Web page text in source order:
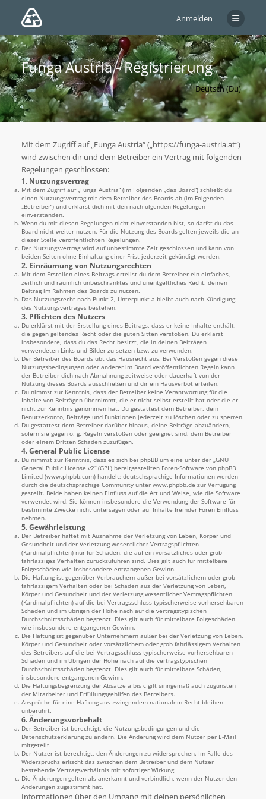
Anmelden
Funga Austria - Registrierung
Mit dem Zugriff auf „Funga Austria“ („https://funga-austria.at“)
wird zwischen dir und dem Betreiber ein Vertrag mit folgenden
Regelungen geschlossen:
1. Nutzungsvertrag
Mit dem Zugriff auf „Funga Austria“ (im Folgenden „das Board“) schließt du
einen Nutzungsvertrag mit dem Betreiber des Boards ab (im Folgenden
„Betreiber“) und erklärst dich mit den nachfolgenden Regelungen
einverstanden.
Wenn du mit diesen Regelungen nicht einverstanden bist, so darfst du das
Board nicht weiter nutzen. Für die Nutzung des Boards gelten jeweils die an
dieser Stelle veröffentlichten Regelungen.
Der Nutzungsvertrag wird auf unbestimmte Zeit geschlossen und kann von
beiden Seiten ohne Einhaltung einer Frist jederzeit gekündigt werden.
2. Einräumung von Nutzungsrechten
Mit dem Erstellen eines Beitrags erteilst du dem Betreiber ein einfaches,
zeitlich und räumlich unbeschränktes und unentgeltliches Recht, deinen
Beitrag im Rahmen des Boards zu nutzen.
Das Nutzungsrecht nach Punkt 2, Unterpunkt a bleibt auch nach Kündigung
des Nutzungsvertrages bestehen.
3. Pflichten des Nutzers
Du erklärst mit der Erstellung eines Beitrags, dass er keine Inhalte enthält,
die gegen geltendes Recht oder die guten Sitten verstoßen. Du erklärst
insbesondere, dass du das Recht besitzt, die in deinen Beiträgen
verwendeten Links und Bilder zu setzen bzw. zu verwenden.
Der Betreiber des Boards übt das Hausrecht aus. Bei Verstößen gegen diese
Nutzungsbedingungen oder anderer im Board veröffentlichten Regeln kann
der Betreiber dich nach Abmahnung zeitweise oder dauerhaft von der
Nutzung dieses Boards ausschließen und dir ein Hausverbot erteilen.
Du nimmst zur Kenntnis, dass der Betreiber keine Verantwortung für die
Inhalte von Beiträgen übernimmt, die er nicht selbst erstellt hat oder die er
nicht zur Kenntnis genommen hat. Du gestattest dem Betreiber, dein
Benutzerkonto, Beiträge und Funktionen jederzeit zu löschen oder zu sperren.
Du gestattest dem Betreiber darüber hinaus, deine Beiträge abzuändern,
sofern sie gegen o. g. Regeln verstoßen oder geeignet sind, dem Betreiber
oder einem Dritten Schaden zuzufügen.
4. General Public License
Du nimmst zur Kenntnis, dass es sich bei phpBB um eine unter der „GNU
General Public License v2“ (GPL) bereitgestellten Foren-Software von phpBB
Limited (www.phpbb.com) handelt; deutschsprachige Informationen werden
durch die deutschsprachige Community unter www.phpbb.de zur Verfügung
gestellt. Beide haben keinen Einfluss auf die Art und Weise, wie die Software
verwendet wird. Sie können insbesondere die Verwendung der Software für
bestimmte Zwecke nicht untersagen oder auf Inhalte fremder Foren Einfluss
nehmen.
5. Gewährleistung
Der Betreiber haftet mit Ausnahme der Verletzung von Leben, Körper und
Gesundheit und der Verletzung wesentlicher Vertragspflichten
(Kardinalpflichten) nur für Schäden, die auf ein vorsätzliches oder grob
fahrlässiges Verhalten zurückzuführen sind. Dies gilt auch für mittelbare
Folgeschäden wie insbesondere entgangenen Gewinn.
Die Haftung ist gegenüber Verbrauchern außer bei vorsätzlichem oder grob
fahrlässigem Verhalten oder bei Schäden aus der Verletzung von Leben,
Körper und Gesundheit und der Verletzung wesentlicher Vertragspflichten
(Kardinalpflichten) auf die bei Vertragsschluss typischerweise vorhersehbaren
Schäden und im übrigen der Höhe nach auf die vertragstypischen
Durchschnittsschäden begrenzt. Dies gilt auch für mittelbare Folgeschäden
wie insbesondere entgangenen Gewinn.
Die Haftung ist gegenüber Unternehmern außer bei der Verletzung von Leben,
Körper und Gesundheit oder vorsätzlichem oder grob fahrlässigem Verhalten
des Betreibers auf die bei Vertragsschluss typischerweise vorhersehbaren
Schäden und im Übrigen der Höhe nach auf die vertragstypischen
Durchschnittsschäden begrenzt. Dies gilt auch für mittelbare Schäden,
insbesondere entgangenen Gewinn.
Die Haftungsbegrenzung der Absätze a bis c gilt sinngemäß auch zugunsten
der Mitarbeiter und Erfüllungsgehilfen des Betreibers.
Ansprüche für eine Haftung aus zwingendem nationalem Recht bleiben
unberührt.
6. Änderungsvorbehalt
Der Betreiber ist berechtigt, die Nutzungsbedingungen und die
Datenschutzerklärung zu ändern. Die Änderung wird dem Nutzer per E-Mail
mitgeteilt.
Der Nutzer ist berechtigt, den Änderungen zu widersprechen. Im Falle des
Widerspruchs erlischt das zwischen dem Betreiber und dem Nutzer
bestehende Vertragsverhältnis mit sofortiger Wirkung.
Die Änderungen gelten als anerkannt und verbindlich, wenn der Nutzer den
Änderungen zugestimmt hat.
Informationen über den Umgang mit deinen persönlichen